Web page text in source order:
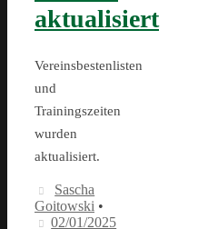
aktualisiert
Vereinsbestenlisten
und
Trainingszeiten
wurden
aktualisiert.
Sascha
Goitowski •
02/01/2025